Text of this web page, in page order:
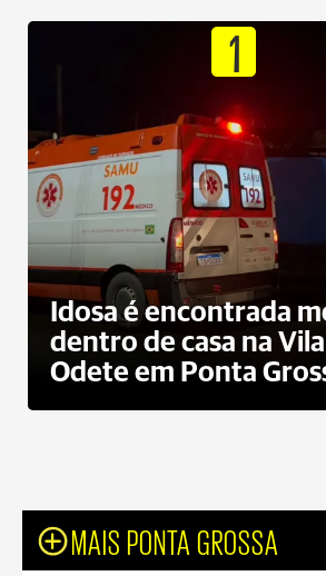
1
Idosa é encontrada
dentro de casa na Vila
Odete em Ponta
MAIS PONTA GROSSA